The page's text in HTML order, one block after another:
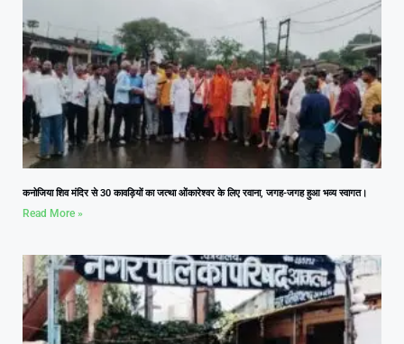
कनोजिया शिव मंदिर से 30 कावड़ियों का जत्था ओंकारेश्वर के लिए रवाना, जगह-जगह हुआ भव्य स्वागत।
Read More »